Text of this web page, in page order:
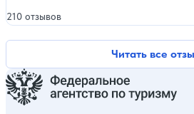
Читать все
210 отзывов